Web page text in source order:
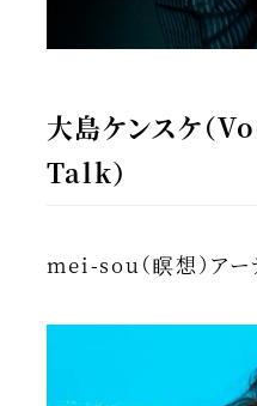
大島ケンスケ
Talk）
mei-sou（瞑想）アー